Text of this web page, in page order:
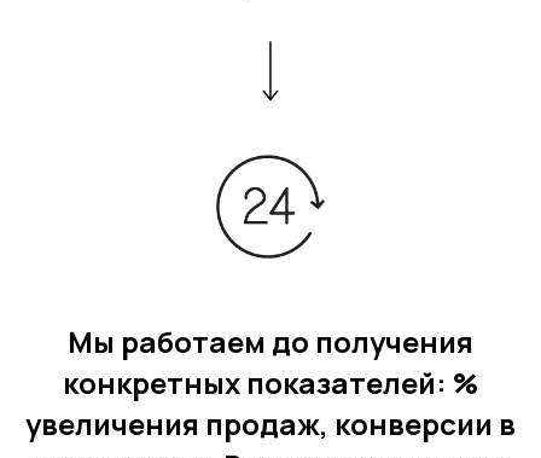
Мы работаем до получения
конкретных показателей: %
увеличения продаж, конверсии в